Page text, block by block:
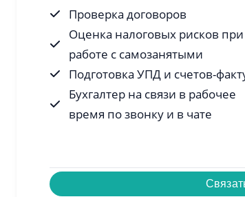
Проверка договоров
Оценка налоговых рисков при
работе с самозанятыми
Подготовка УПД и счетов-
Бухгалтер на связи в рабочее
время по звонку и в чате